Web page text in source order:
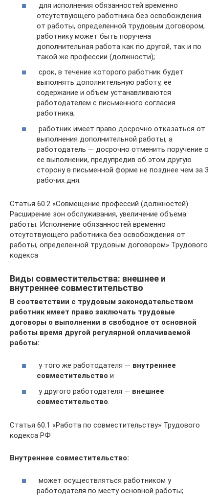
для исполнения обязанностей временно
отсутствующего работника без освобождения
от работы, определенной трудовым договором,
работнику может быть поручена
дополнительная работа как по другой, так и по
такой же профессии (должности);
срок, в течение которого работник будет
выполнять дополнительную работу, ее
содержание и объем устанавливаются
работодателем с письменного согласия
работника;
работник имеет право досрочно отказаться от
выполнения дополнительной работы, а
работодатель — досрочно отменить поручение о
ее выполнении, предупредив об этом другую
сторону в письменной форме не позднее чем за 3
рабочих дня.
Статья 60.2 «Совмещение профессий (должностей).
Расширение зон обслуживания, увеличение объема
работы. Исполнение обязанностей временно
отсутствующего работника без освобождения от
работы, определенной трудовым договором» Трудового
кодекса
Виды совместительства: внешнее и
внутреннее совместительство
В соответствии с трудовым законодательством
работник имеет право заключать трудовые
договоры о выполнении в свободное от основной
работы время другой регулярной оплачиваемой
работы:
у того же работодателя — внутреннее
совместительство и
у другого работодателя — внешнее
совместительство.
Статья 60.1 «Работа по совместительству» Трудового
кодекса РФ
Внутреннее совместительство:
может осуществляться работником у
работодателя по месту основной работы;